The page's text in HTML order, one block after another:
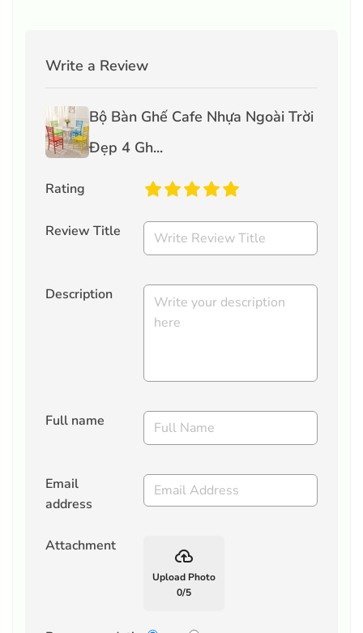
Write a Review
Bộ Bàn Ghế Cafe Nhựa Ngoài Trời
Đẹp 4 Gh...
Rating
Review Title
Description
Full name
Email
address
Attachment backup
Upload Photo
0/5